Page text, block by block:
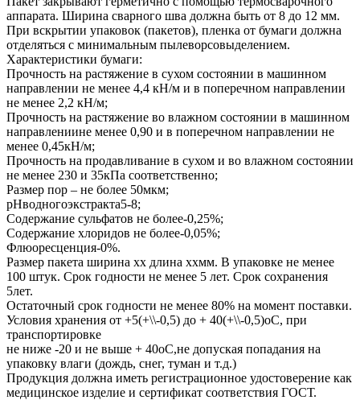
аппарата. Ширина сварного шва должна быть от 8 до 12 мм.
При вскрытии упаковок (пакетов), пленка от бумаги должна
отделяться с минимальным пылеворсовыделением.
Характеристики бумаги:
Прочность на растяжение в сухом состоянии в машинном
направлении не менее 4,4 кН/м и в поперечном направлении
не менее 2,2 кН/м;
Прочность на растяжение во влажном состоянии в машинном
направлениине менее 0,90 и в поперечном направлении не
менее 0,45кН/м;
Прочность на продавливание в сухом и во влажном состоянии
не менее 230 и 35кПа соответственно;
Размер пор – не более 50мкм;
рНводногоэкстракта5-8;
Содержание сульфатов не более-0,25%;
Содержание хлоридов не более-0,05%;
Флюоресценция-0%.
Размер пакета ширина хх длина ххмм. В упаковке не менее
100 штук. Срок годности не менее 5 лет. Срок сохранения
5лет.
Остаточный срок годности не менее 80% на момент поставки.
Условия хранения от +5(+\\-0,5) до + 40(+\\-0,5)оС, при
транспортировке
не ниже -20 и не выше + 40оС,не допуская попадания на
упаковку влаги (дождь, снег, туман и т.д.)
Продукция должна иметь регистрационное удостоверение как
медицинское изделие и сертификат соответствия ГОСТ.